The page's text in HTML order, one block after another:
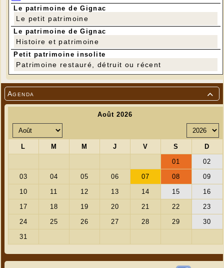

Agenda
Le patrimoine de Gignac
Le petit patrimoine
Le patrimoine de Gignac
Histoire et patrimoine
Petit patrimoine insolite
Patrimoine restauré, détruit ou récent